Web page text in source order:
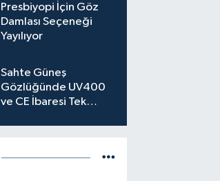
Presbiyopi İçin Göz
Damlası Seçeneği
Yayılıyor
Sahte Güneş
Gözlüğünde UV400
ve CE İbaresi Tek